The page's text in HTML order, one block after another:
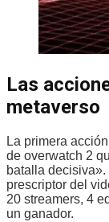
Las
metaverso
La primera
de overwatch 2
batalla
prescriptor del
20 streamers, 4
un ganador.